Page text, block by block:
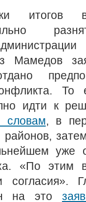
итогов
Мамедов
идти к
словам, в
районов,
уже
«По этим
на это